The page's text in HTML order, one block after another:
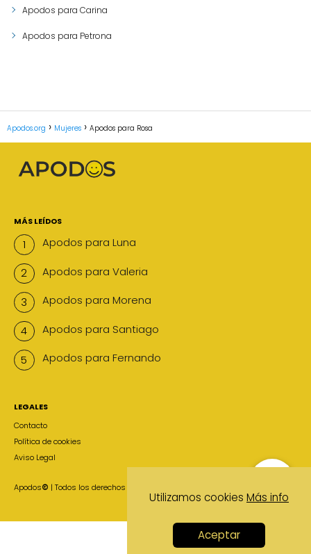
Apodos para Carina
Apodos para Petrona
Apodos.org Mujeres Apodos para Rosa
MÁS LEÍDOS
Apodos para Luna
Apodos para Valeria
Apodos para Morena
Apodos para Santiago
Apodos para Fernando
LEGALES
Contacto
Política de cookies
Aviso Legal
Apodos© | Todos los derechos reservados
Utilizamos cookies Más info
Aceptar